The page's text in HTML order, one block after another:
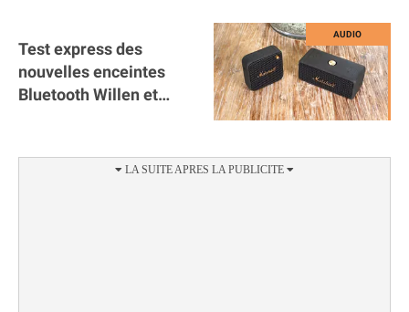
Test express des
nouvelles enceintes
Bluetooth Willen et